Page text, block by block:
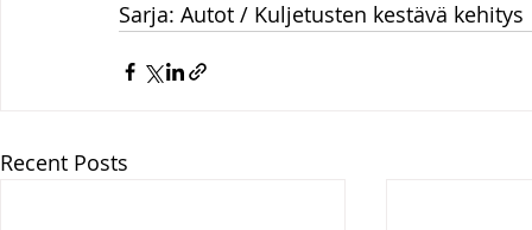
Sarja: Autot / Kuljetusten kestävä kehitys
Recent Posts